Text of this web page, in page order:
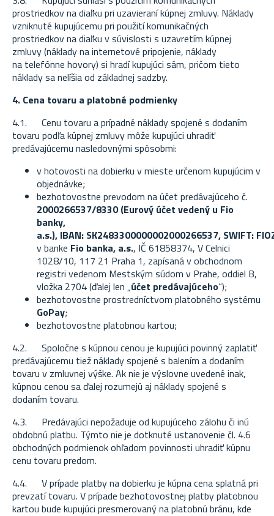
prostriedkov na diaľku pri uzavieraní kúpnej zmluvy. Náklady
vzniknuté kupujúcemu pri použití komunikačných
prostriedkov na diaľku v súvislosti s uzavretím kúpnej
zmluvy (náklady na internetové pripojenie, náklady
na telefónne hovory) si hradí kupujúci sám, pričom tieto
náklady sa nelíšia od základnej sadzby.
4. Cena tovaru a platobné podmienky
4.1. Cenu tovaru a prípadné náklady spojené s dodaním
tovaru podľa kúpnej zmluvy môže kupujúci uhradiť
predávajúcemu nasledovnými spôsobmi:
v hotovosti na dobierku v mieste určenom kupujúcim v
objednávke;
bezhotovostne prevodom na účet predávajúceho č.
2000266537/8330 (Eurový účet vedený u Fio
banky,
a.s.), IBAN: SK2483300000002000266537, SWIFT:
v banke Fio banka, a.s., IČ 61858374, V Celnici
1028/10, 117 21 Praha 1, zapísaná v obchodnom
registri vedenom Mestským súdom v Prahe, oddiel B,
vložka 2704 (ďalej len „účet predávajúceho“);
bezhotovostne prostredníctvom platobného systému
GoPay;
bezhotovostne platobnou kartou;
4.2. Spoločne s kúpnou cenou je kupujúci povinný zaplatiť
predávajúcemu tiež náklady spojené s balením a dodaním
tovaru v zmluvnej výške. Ak nie je výslovne uvedené inak,
kúpnou cenou sa ďalej rozumejú aj náklady spojené s
dodaním tovaru.
4.3. Predávajúci nepožaduje od kupujúceho zálohu či inú
obdobnú platbu. Týmto nie je dotknuté ustanovenie čl. 4.6
obchodných podmienok ohľadom povinnosti uhradiť kúpnu
cenu tovaru predom.
4.4. V prípade platby na dobierku je kúpna cena splatná pri
prevzatí tovaru. V prípade bezhotovostnej platby platobnou
kartou bude kupujúci presmerovaný na platobnú bránu, kde